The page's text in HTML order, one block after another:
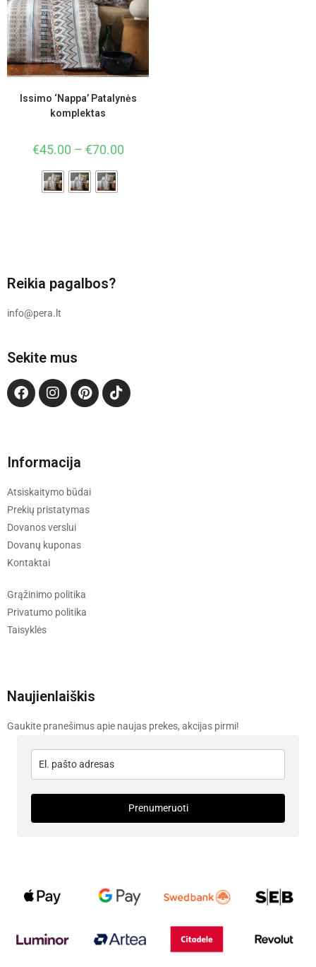
Issimo ‘Nappa’ Patalynės
komplektas
€45.00 – €70.00
Reikia pagalbos?
info@pera.lt
Sekite mus
Informacija
Atsiskaitymo būdai
Prekių pristatymas
Dovanos verslui
Dovanų kuponas
Kontaktai
Grąžinimo politika
Privatumo politika
Taisyklės
Naujienlaiškis
Gaukite pranešimus apie naujas prekes, akcijas pirmi!
Prenumeruoti